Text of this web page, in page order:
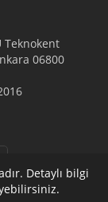
Teknokent
06800
Detaylı bilgi